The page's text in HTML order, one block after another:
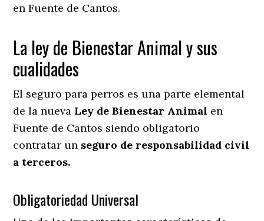
en Fuente de Cantos.
La ley de Bienestar Animal y sus
cualidades
El seguro para perros es una parte elemental
de la nueva Ley de Bienestar Animal en
Fuente de Cantos siendo obligatorio
contratar un seguro de responsabilidad civil
a terceros.
Obligatoriedad Universal